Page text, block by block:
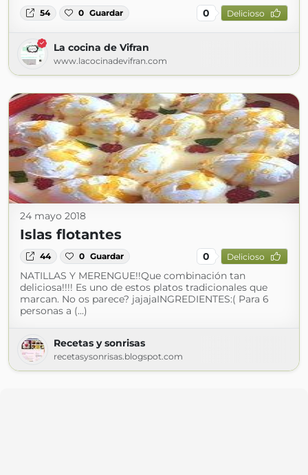
54 0 Guardar 0 Delicioso
La cocina de Vifran
www.lacocinadevifran.com
24 mayo 2018
Islas flotantes
44 0 Guardar 0 Delicioso
NATILLAS Y MERENGUE!!Que combinación tan
deliciosa!!!! Es uno de estos platos tradicionales que
marcan. No os parece? jajajaINGREDIENTES:( Para 6
personas a (...)
Recetas y sonrisas
recetasysonrisas.blogspot.com